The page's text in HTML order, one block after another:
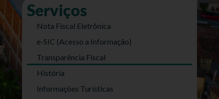
Serviços
Nota Fiscal Eletrônica
e-SIC (Acesso a Informação)
Transparência Fiscal
História
Informações Turísticas